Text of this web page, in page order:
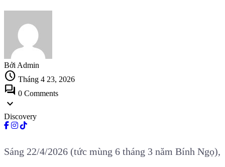
Bởi Admin
schedule Tháng 4 23, 2026
forum 0 Comments
expand_more
Discovery
Sáng 22/4/2026 (tức mùng 6 tháng 3 năm Bính Ngọ),